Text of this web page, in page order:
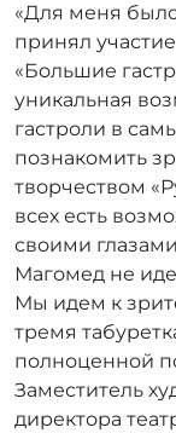
«Для меня
принял
«Большие
уникальная
гастроли в
познакомить
творчеством
всех есть
своими
Магомед не
Мы идем к
тремя
полноценной
Заместитель
директора